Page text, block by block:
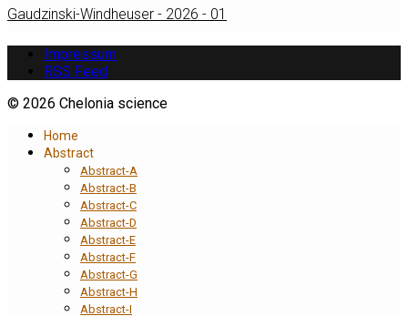
Gaudzinski-Windheuser - 2026 - 01
Impressum
RSS Feed
© 2026 Chelonia science
Home
Abstract
Abstract-A
Abstract-B
Abstract-C
Abstract-D
Abstract-E
Abstract-F
Abstract-G
Abstract-H
Abstract-I